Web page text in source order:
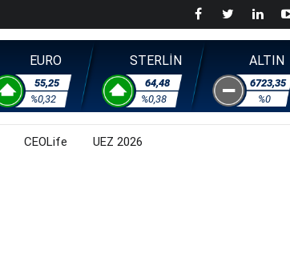
EURO
55,25
%0,32
STERLİN
64,48
%0,38
ALTIN
6723,35
%0
CEOLife UEZ 2026